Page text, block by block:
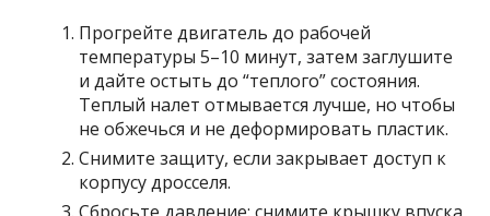
Прогрейте двигатель до рабочей
температуры 5–10 минут, затем заглушите
и дайте остыть до “теплого” состояния.
Теплый налет отмывается лучше, но чтобы
не обжечься и не деформировать пластик.
Снимите защиту, если закрывает доступ к
корпусу дросселя.